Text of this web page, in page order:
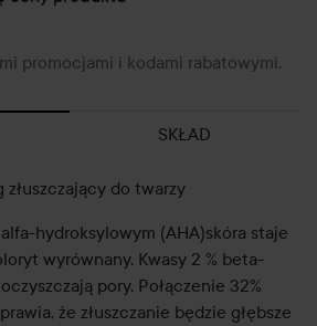
promocjami i kodami rabatowymi.
SKŁAD
do twarzy
hydroksylowym (AHA)skóra staje
wyrównany. Kwasy 2 % beta-
pory. Połączenie 32%
że złuszczanie będzie głębsze